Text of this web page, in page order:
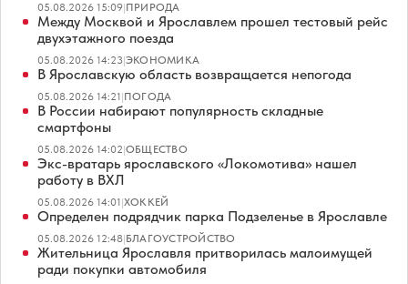
05.08.2026 15:09|ПРИРОДА
Между Москвой и Ярославлем прошел тестовый рейс
двухэтажного поезда
05.08.2026 14:23|ЭКОНОМИКА
В Ярославскую область возвращается непогода
05.08.2026 14:21|ПОГОДА
В России набирают популярность складные
смартфоны
05.08.2026 14:02|ОБЩЕСТВО
Экс-вратарь ярославского «Локомотива» нашел
работу в ВХЛ
05.08.2026 14:01|ХОККЕЙ
Определен подрядчик парка Подзеленье в Ярославле
05.08.2026 12:48|БЛАГОУСТРОЙСТВО
Жительница Ярославля притворилась малоимущей
ради покупки автомобиля